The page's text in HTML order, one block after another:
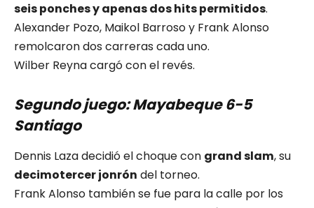
seis ponches y apenas dos hits permitidos.
Alexander Pozo, Maikol Barroso y Frank Alonso
remolcaron dos carreras cada uno.
Wilber Reyna cargó con el revés.
Segundo juego: Mayabeque 6-5
Santiago
Dennis Laza decidió el choque con grand slam, su
decimotercer jonrón del torneo.
Frank Alonso también se fue para la calle por los